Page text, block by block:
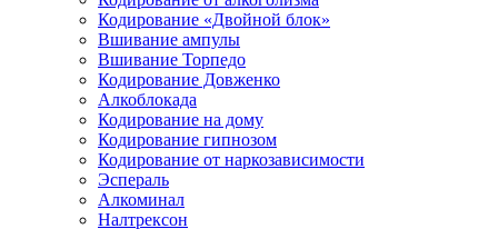
Кодирование «Двойной блок»
Вшивание ампулы
Вшивание Торпедо
Кодирование Довженко
Алкоблокада
Кодирование на дому
Кодирование гипнозом
Кодирование от наркозависимости
Эспераль
Алкоминал
Налтрексон